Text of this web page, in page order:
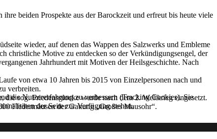
beiden Prospekte aus der Barockzeit und erfreut bis heute viele
wieder, auf denen das Wappen des Salzwerks und Embleme
christliche Motive zu entdecken so der Verkündigungsengel, der
Jahrhundert mit Motiven der Heilsgeschichte. Nach
von etwa 10 Jahren bis 2015 von Einzelpersonen nach und
verbreiten.
sog. Friedensglocke wurde nach dem 2. Weltkrieg eingesetzt.
Fledermäusen der Gattung „Großes Mausohr“.
die Nutzererfahrung zu verbessern (Tracking Cookies). Sie
der Seite zur Verfügung stehen.